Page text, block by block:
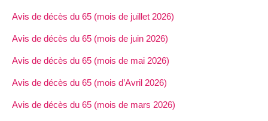
Avis de décès du 65 (mois de juillet 2026)
Avis de décès du 65 (mois de juin 2026)
Avis de décès du 65 (mois de mai 2026)
Avis de décès du 65 (mois d’Avril 2026)
Avis de décès du 65 (mois de mars 2026)